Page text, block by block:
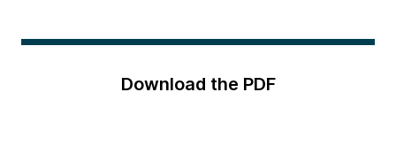
Download the PDF